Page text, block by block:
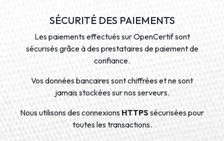
SÉCURITÉ DES PAIEMENTS
Les paiements effectués sur OpenCertif sont
sécurisés grâce à des prestataires de paiement de
confiance.
Vos données bancaires sont chiffrées et ne sont
jamais stockées sur nos serveurs.
Nous utilisons des connexions HTTPS sécurisées pour
toutes les transactions.